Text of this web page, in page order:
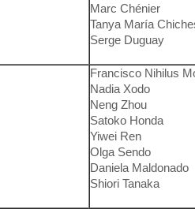
Marc Chénier
Tanya María
Serge Duguay
Francisco Nihilus
Nadia Xodo
Neng Zhou
Satoko Honda
Yiwei Ren
Olga Sendo
Daniela Maldonado
Shiori Tanaka